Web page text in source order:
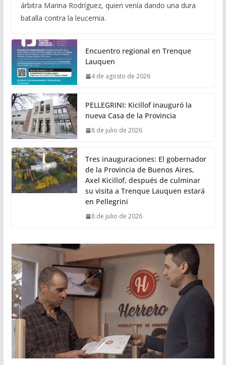
árbitra Marina Rodríguez, quien venía dando una dura
batalla contra la leucemia.
Encuentro regional en Trenque
Lauquen
4 de agosto de 2026
PELLEGRINI: Kicillof inauguró la
nueva Casa de la Provincia
8 de julio de 2026
Tres inauguraciones: El gobernador
de la Provincia de Buenos Aires,
Axel Kicillof, después de culminar
su visita a Trenque Lauquen estará
en Pellegrini
8 de julio de 2026